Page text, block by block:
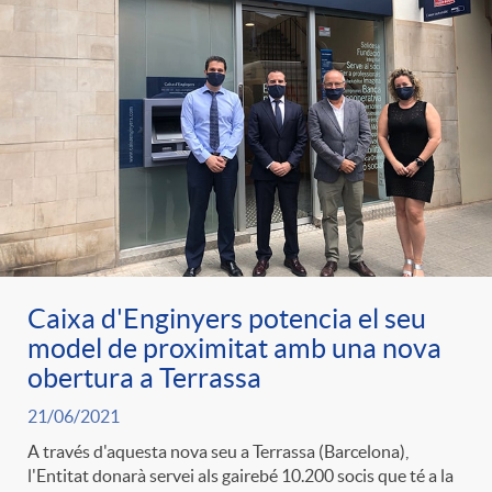
r
o
C
a
t
e
n
g
u
t
s
Caixa d'Enginyers potencia el seu
model de proximitat amb una nova
obertura a Terrassa
21/06/2021
A través d'aquesta nova seu a Terrassa (Barcelona),
l'Entitat donarà servei als gairebé 10.200 socis que té a la